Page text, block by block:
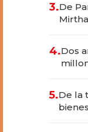
3.De
4.Dos
5.De la